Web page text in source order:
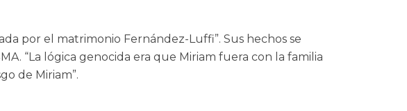
por el matrimonio Fernández-Luffi”. Sus hechos se
“La lógica genocida era que Miriam fuera con la familia
de Miriam”.